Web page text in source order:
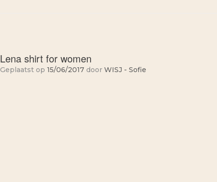
Lena shirt for women
Geplaatst op 15/06/2017 door WISJ - Sofie